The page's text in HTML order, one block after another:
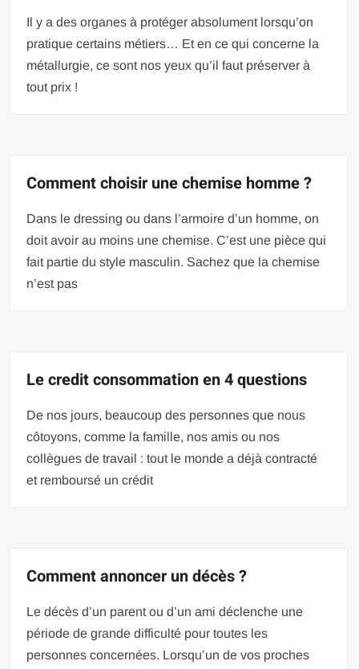
Il y a des organes à protéger absolument lorsqu’on
pratique certains métiers… Et en ce qui concerne la
métallurgie, ce sont nos yeux qu’il faut préserver à
tout prix !
Comment choisir une chemise homme ?
Dans le dressing ou dans l’armoire d’un homme, on
doit avoir au moins une chemise. C’est une pièce qui
fait partie du style masculin. Sachez que la chemise
n’est pas
Le credit consommation en 4 questions
De nos jours, beaucoup des personnes que nous
côtoyons, comme la famille, nos amis ou nos
collègues de travail : tout le monde a déjà contracté
et remboursé un crédit
Comment annoncer un décès ?
Le décès d’un parent ou d’un ami déclenche une
période de grande difficulté pour toutes les
personnes concernées. Lorsqu’un de vos proches